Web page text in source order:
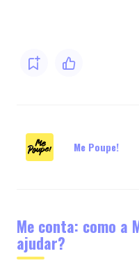
Me Poupe!
Me conta: como a
ajudar?